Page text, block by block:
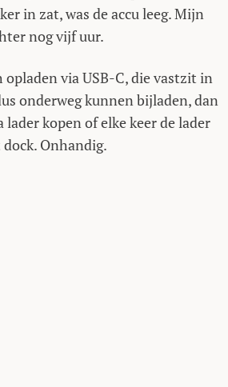
in zat, was de accu leeg. Mijn
nog vijf uur.
opladen via USB-C, die vastzit in
onderweg kunnen bijladen, dan
lader kopen of elke keer de lader
Onhandig.